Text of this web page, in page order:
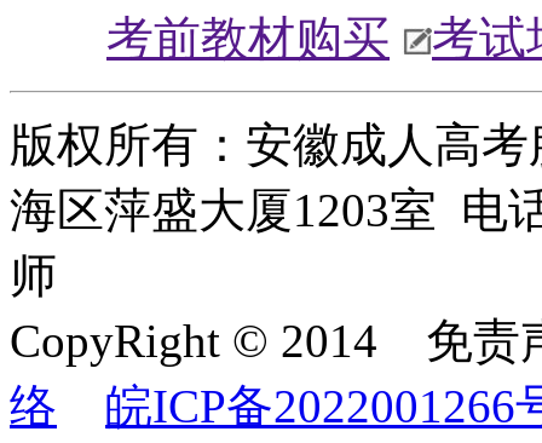
考前教材购买
考试
版权所有：安徽成人高
海区萍盛大厦1203室 电
师
CopyRight © 2014 免
络
皖ICP备2022001266